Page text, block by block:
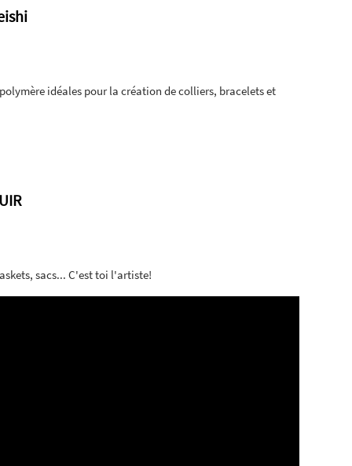
idéales pour la création de colliers, bracelets et
sacs... C'est toi l'artiste!